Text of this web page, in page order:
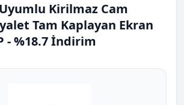
Kirilmaz Cam
Tam Kaplayan Ekran
- %18.7 İndirim